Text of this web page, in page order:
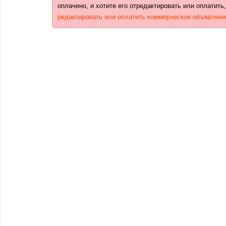
оплачено, и хотите его отредактировать или
редактировать или оплатить коммерческое